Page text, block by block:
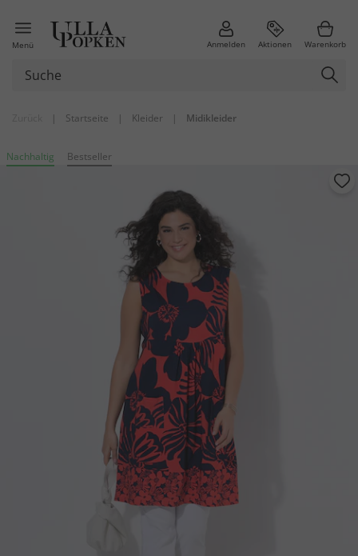
Menü Anmelden Aktionen Warenkorb
| Startseite | Kleider | Midikleider
Nachhaltig Bestseller